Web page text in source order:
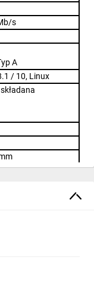
s
A
/ 10, Linux
: 11 cm